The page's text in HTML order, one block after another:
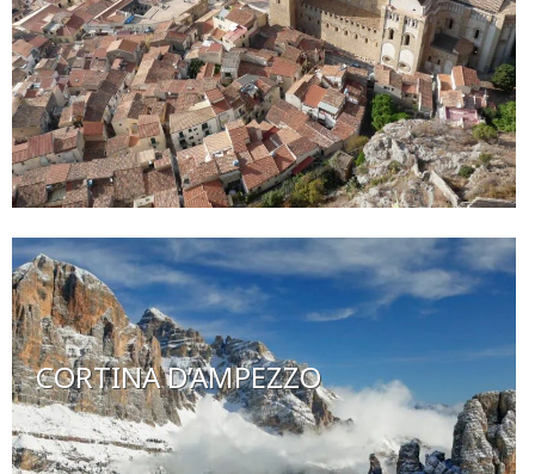
CORTINA D’AMPEZZO